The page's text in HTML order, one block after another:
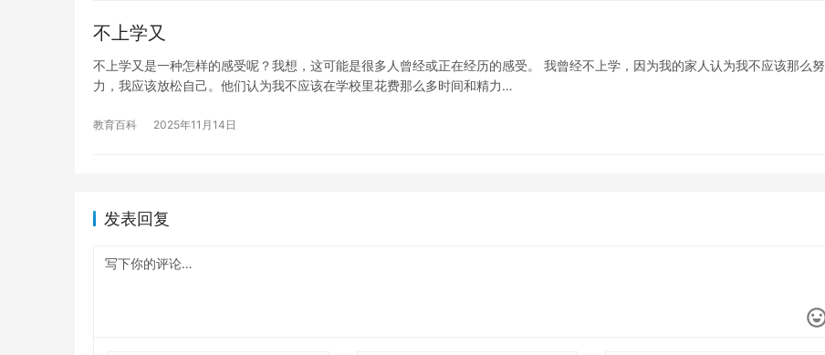
不上学又
不上学又是一种怎样的感受呢？我想，这可能是很多人曾经或正在经历的感受。 我曾经不上学，因为我的家人认为我不应该那么努
力，我应该放松自己。他们认为我不应该在学校里花费那么多时间和精力…
教育百科 2025年11月14日
发表回复